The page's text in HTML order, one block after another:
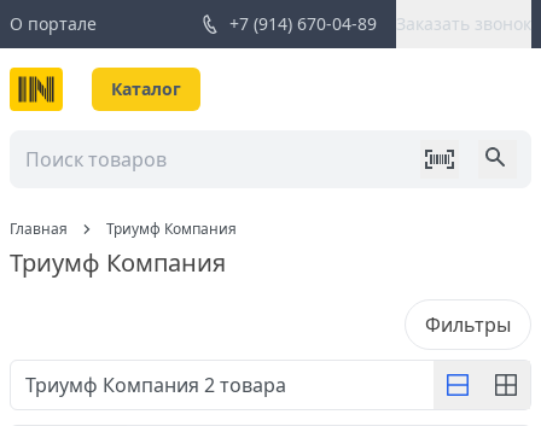
О портале +7 (914) 670-04-89 Заказать звонок
Каталог
Главная Триумф Компания
Триумф Компания
Фильтры
Триумф Компания 2товара